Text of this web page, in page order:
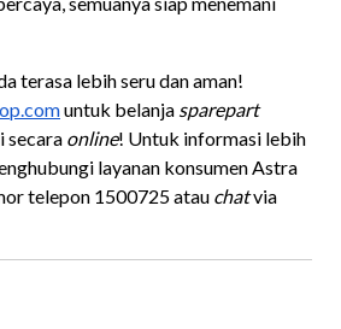
terasa lebih seru dan aman!
untuk belanja sparepart
secara online! Untuk informasi lebih
layanan konsumen Astra
telepon 1500725 atau chatvia